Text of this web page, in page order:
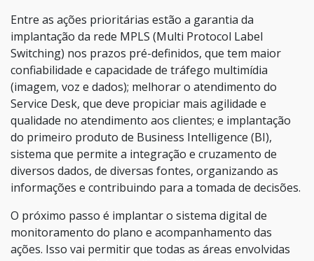
Entre as ações prioritárias estão a garantia da
implantação da rede MPLS (Multi Protocol Label
Switching) nos prazos pré-definidos, que tem maior
confiabilidade e capacidade de tráfego multimídia
(imagem, voz e dados); melhorar o atendimento do
Service Desk, que deve propiciar mais agilidade e
qualidade no atendimento aos clientes; e implantação
do primeiro produto de Business Intelligence (BI),
sistema que permite a integração e cruzamento de
diversos dados, de diversas fontes, organizando as
informações e contribuindo para a tomada de decisões.
O próximo passo é implantar o sistema digital de
monitoramento do plano e acompanhamento das
ações. Isso vai permitir que todas as áreas envolvidas